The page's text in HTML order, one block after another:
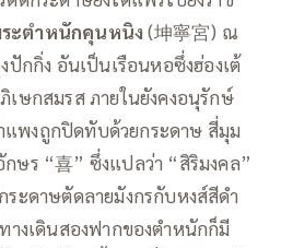
ะตำหนักคุนหนิง (坤寧宮) ณ
ปักกิ่ง อันเป็นเรือนหอซึ่งฮ่องเต้
เษกสมรส ภายในยังคงอนุรักษ์
พงถูกปิดทับด้วยกระดาษ สี่มุม
ษร “喜” ซึ่งแปลว่า “สิริมงคล”
ะดาษตัดลายมังกรกับหงส์สีดำ
างเดินสองฟากของตำหนักก็มี